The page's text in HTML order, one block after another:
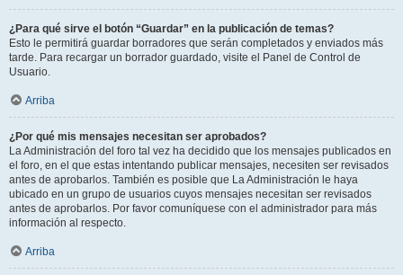
¿Para qué sirve el botón “Guardar” en la publicación de temas?
Esto le permitirá guardar borradores que serán completados y enviados más
tarde. Para recargar un borrador guardado, visite el Panel de Control de
Usuario.
Arriba
¿Por qué mis mensajes necesitan ser aprobados?
La Administración del foro tal vez ha decidido que los mensajes publicados en
el foro, en el que estas intentando publicar mensajes, necesiten ser revisados
antes de aprobarlos. También es posible que La Administración le haya
ubicado en un grupo de usuarios cuyos mensajes necesitan ser revisados
antes de aprobarlos. Por favor comuníquese con el administrador para más
información al respecto.
Arriba